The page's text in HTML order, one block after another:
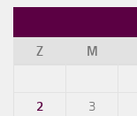
Z
M
2
3